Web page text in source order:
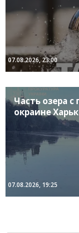
07.08.2026, 23:00
Часть озера
окраине
07.08.2026, 19:25